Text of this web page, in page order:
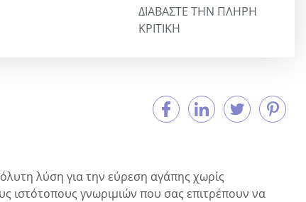
ΔΙΑΒΆΣΤΕ ΤΗΝ ΠΛΉΡΗ
ΚΡΙΤΙΚΉ
λύση για την εύρεση αγάπης χωρίς
ιστότοπους γνωριμιών που σας επιτρέπουν να